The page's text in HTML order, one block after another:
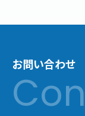
お問い合わせ